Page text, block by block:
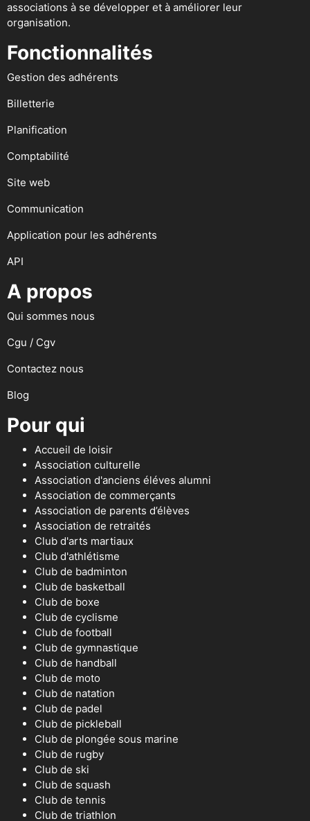
associations à se développer et à améliorer leur
organisation.
Fonctionnalités
Gestion des adhérents
Billetterie
Planification
Comptabilité
Site web
Communication
Application pour les adhérents
API
A propos
Qui sommes nous
Cgu / Cgv
Contactez nous
Blog
Pour qui
Accueil de loisir
Association culturelle
Association d'anciens éléves alumni
Association de commerçants
Association de parents d’élèves
Association de retraités
Club d'arts martiaux
Club d'athlétisme
Club de badminton
Club de basketball
Club de boxe
Club de cyclisme
Club de football
Club de gymnastique
Club de handball
Club de moto
Club de natation
Club de padel
Club de pickleball
Club de plongée sous marine
Club de rugby
Club de ski
Club de squash
Club de tennis
Club de triathlon